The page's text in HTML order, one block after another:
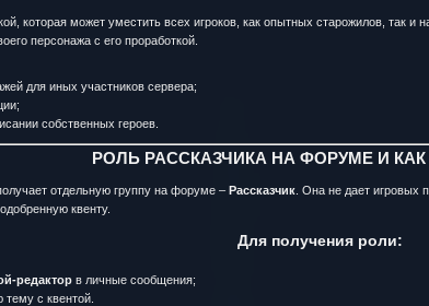
которая может уместить всех игроков, как опытных старожилов, так
персонажа с его проработкой.
для иных участников сервера;
собственных героев.
РОЛЬ РАССКАЗЧИКА НА ФОРУМЕ И
отдельную группу на форуме –Рассказчик . Она не дает
квенту.
Для получения роли:
редактор в личные сообщения;
с квентой.